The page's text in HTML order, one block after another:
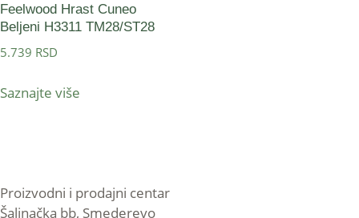
Feelwood Hrast Cuneo
Beljeni H3311 TM28/ST28
5.739 RSD
Saznajte više
Proizvodni i prodajni centar
Šalinačka bb, Smederevo